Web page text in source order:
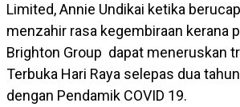
Limited, Annie Undikai ketika
menzahir rasa kegembiraan kerana
Brighton Group dapat meneruskan
Terbuka Hari Raya selepas dua
dengan Pendamik COVID 19.